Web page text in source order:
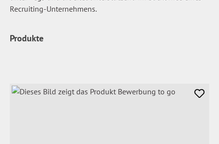
Recruiting-Unternehmens.
Produkte